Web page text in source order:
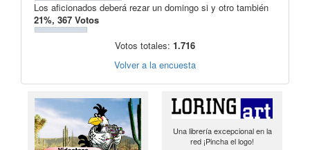
Los aficionados deberá rezar un domingo si y otro también
21%, 367 Votos
Votos totales: 1.716
Volver a la encuesta
Una librería excepcional en la
red ¡Pincha el logo!